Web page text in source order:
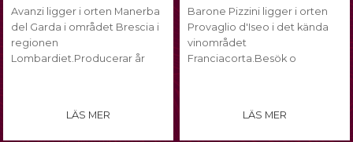
Avanzi ligger i orten Manerba
del Garda i området Brescia i
regionen
Lombardiet.Producerar år
LÄS MER
Barone Pizzini ligger i orten
Provaglio d'Iseo i det kända
vinområdet
Franciacorta.Besök o
LÄS MER